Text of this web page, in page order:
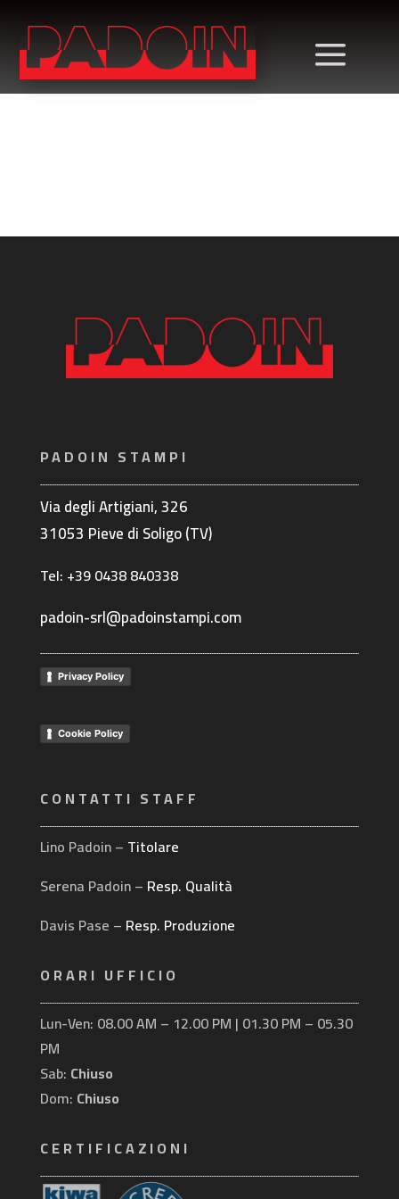
PADOIN STAMPI
Via degli Artigiani, 326
31053 Pieve di Soligo (TV)
Tel: +39 0438 840338
padoin-srl@padoinstampi.com
Privacy Policy
Cookie Policy
CONTATTI STAFF
Lino Padoin – Titolare
Serena Padoin – Resp. Qualità
Davis Pase – Resp. Produzione
ORARI UFFICIO
Lun-Ven: 08.00 AM – 12.00 PM | 01.30 PM – 05.30
PM
Sab: Chiuso
Dom: Chiuso
CERTIFICAZIONI